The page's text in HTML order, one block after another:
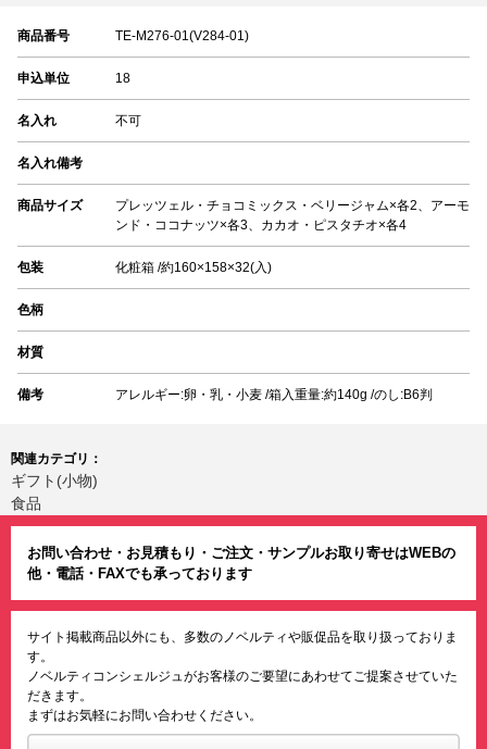
商品番号 TE-M276-01(V284-01)
申込単位 18
名入れ 不可
名入れ備考
商品サイズ
プレッツェル・チョコミックス・ベリージャム×各2、アーモ
ンド・ココナッツ×各3、カカオ・ピスタチオ×各4
包装 化粧箱 /約160×158×32(入)
色柄
材質
備考 アレルギー:卵・乳・小麦 /箱入重量:約140g /のし:B6判
関連カテゴリ：
ギフト(小物)
食品
お問い合わせ・お見積もり・ご注文・サンプルお取り寄せはWEBの
他・電話・FAXでも承っております
サイト掲載商品以外にも、多数のノベルティや販促品を取り扱っておりま
す。
ノベルティコンシェルジュがお客様のご要望にあわせてご提案させていた
だきます。
まずはお気軽にお問い合わせください。